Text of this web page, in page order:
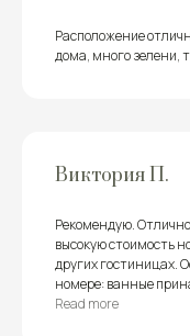
Расположение
дома, много зелени,
Виктория П.
Рекомендую.
высокую стоимость
других гостиницах.
номере: ванные
халат, завтрак
Read more